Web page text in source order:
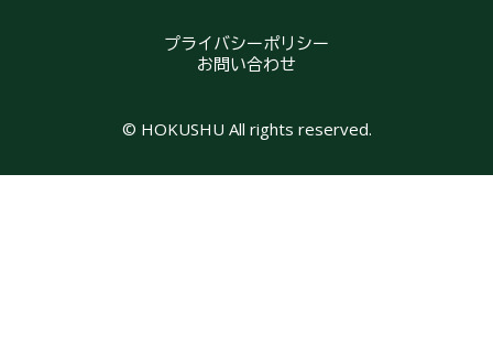
プライバシーポリシー
お問い合わせ
© HOKUSHU All rights reserved.